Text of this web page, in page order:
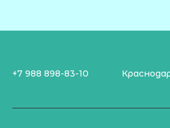
+7 988 898-83-10